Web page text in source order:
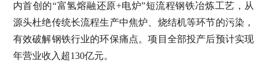
内首创的“富氢熔融还原+电炉”短流程钢铁冶炼工艺，从
源头杜绝传统长流程生产中焦炉、烧结机等环节的污染，
有效破解钢铁行业的环保痛点。项目全部投产后预计实现
年营业收入超130亿元。